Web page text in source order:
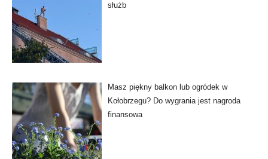
służb
Masz piękny balkon lub ogródek w
Kołobrzegu? Do wygrania jest nagroda
finansowa